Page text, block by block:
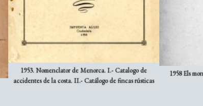
1953. Nomenclator de Menorca. I.- Catalogo de
accidentes de la costa. II.- Catálogo de fincas rústicas
1958 Els